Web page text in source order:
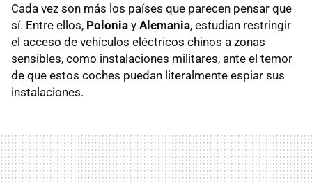
Cada vez son más los países que parecen pensar que
sí. Entre ellos, Polonia y Alemania, estudian restringir
el acceso de vehículos eléctricos chinos a zonas
sensibles, como instalaciones militares, ante el temor
de que estos coches puedan literalmente espiar sus
instalaciones.